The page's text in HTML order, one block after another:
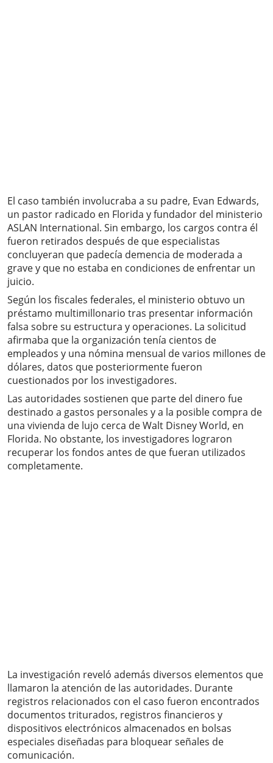
El caso también involucraba a su padre, Evan Edwards,
un pastor radicado en Florida y fundador del ministerio
ASLAN International. Sin embargo, los cargos contra él
fueron retirados después de que especialistas
concluyeran que padecía demencia de moderada a
grave y que no estaba en condiciones de enfrentar un
juicio.
Según los fiscales federales, el ministerio obtuvo un
préstamo multimillonario tras presentar información
falsa sobre su estructura y operaciones. La solicitud
afirmaba que la organización tenía cientos de
empleados y una nómina mensual de varios millones de
dólares, datos que posteriormente fueron
cuestionados por los investigadores.
Las autoridades sostienen que parte del dinero fue
destinado a gastos personales y a la posible compra de
una vivienda de lujo cerca de Walt Disney World, en
Florida. No obstante, los investigadores lograron
recuperar los fondos antes de que fueran utilizados
completamente.
La investigación reveló además diversos elementos que
llamaron la atención de las autoridades. Durante
registros relacionados con el caso fueron encontrados
documentos triturados, registros financieros y
dispositivos electrónicos almacenados en bolsas
especiales diseñadas para bloquear señales de
comunicación.